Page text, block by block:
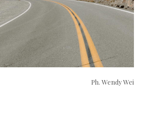
Ph. Wendy Wei